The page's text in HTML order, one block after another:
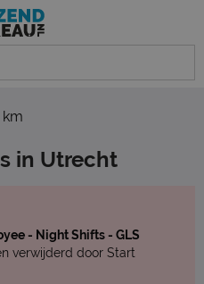
km
in Utrecht
- Night Shifts - GLS
verwijderd door Start